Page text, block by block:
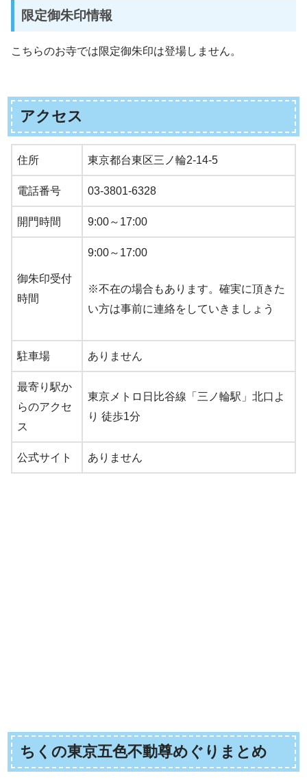
限定御朱印情報
こちらのお寺では限定御朱印は登場しません。
アクセス
住所 東京都台東区三ノ輪2-14-5
電話番号 03-3801-6328
開門時間 9:00～17:00
御朱印受付
時間
9:00～17:00
※不在の場合もあります。確実に頂きた
い方は事前に連絡をしていきましょう
駐車場 ありません
最寄り駅か
らのアクセ
ス
東京メトロ日比谷線「三ノ輪駅」北口よ
り 徒歩1分
公式サイト ありません
ちくの東京五色不動尊めぐりまとめ